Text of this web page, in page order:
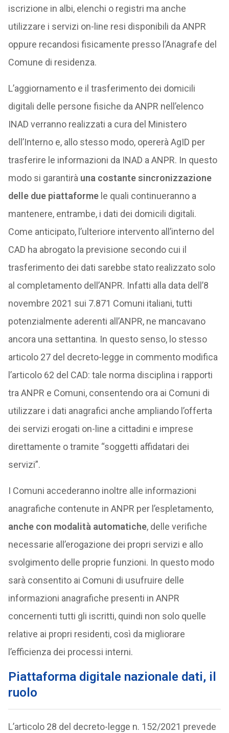
iscrizione in albi, elenchi o registri ma anche
utilizzare i servizi on-line resi disponibili da ANPR
oppure recandosi fisicamente presso l’Anagrafe del
Comune di residenza.
L’aggiornamento e il trasferimento dei domicili
digitali delle persone fisiche da ANPR nell’elenco
INAD verranno realizzati a cura del Ministero
dell’Interno e, allo stesso modo, opererà AgID per
trasferire le informazioni da INAD a ANPR. In questo
modo si garantirà una costante sincronizzazione
delle due piattaformele quali continueranno a
mantenere, entrambe, i dati dei domicili digitali.
Come anticipato, l’ulteriore intervento all’interno del
CAD ha abrogato la previsione secondo cui il
trasferimento dei dati sarebbe stato realizzato solo
al completamento dell’ANPR. Infatti alla data dell’8
novembre 2021 sui 7.871 Comuni italiani, tutti
potenzialmente aderenti all’ANPR, ne mancavano
ancora una settantina. In questo senso, lo stesso
articolo 27 del decreto-legge in commento modifica
l’articolo 62 del CAD: tale norma disciplina i rapporti
tra ANPR e Comuni, consentendo ora ai Comuni di
utilizzare i dati anagrafici anche ampliando l’offerta
dei servizi erogati on-line a cittadini e imprese
direttamente o tramite “soggetti affidatari dei
servizi”.
I Comuni accederanno inoltre alle informazioni
anagrafiche contenute in ANPR per l’espletamento,
anche con modalità automatiche, delle verifiche
necessarie all’erogazione dei propri servizi e allo
svolgimento delle proprie funzioni. In questo modo
sarà consentito ai Comuni di usufruire delle
informazioni anagrafiche presenti in ANPR
concernenti tutti gli iscritti, quindi non solo quelle
relative ai propri residenti, così da migliorare
l’efficienza dei processi interni.
Piattaforma digitale nazionale dati, il
ruolo
L’articolo 28 del decreto-legge n. 152/2021 prevede